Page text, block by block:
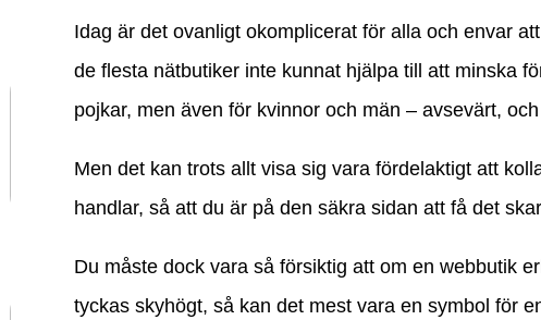
Idag är det ovanligt okomplicerat för alla och envar
de flesta nätbutiker inte kunnat hjälpa till att minska
pojkar, men även för kvinnor och män – avsevärt,
Men det kan trots allt visa sig vara fördelaktigt att
handlar, så att du är på den säkra sidan att få det
Du måste dock vara så försiktig att om en webbutik
tyckas skyhögt, så kan det mest vara en symbol för